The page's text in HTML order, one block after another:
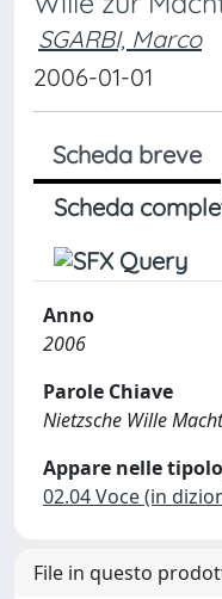
SGARBI, Marco
2006-01-01
Scheda breve
Scheda
Anno
2006
Parole Chiave
Nietzsche Wille Macht
Appare nelle
02.04 Voce (in
File in questo